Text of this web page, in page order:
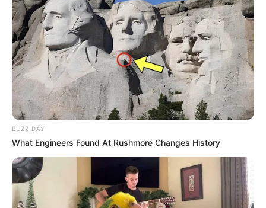
BUZZ DAY
What Engineers Found At Rushmore Changes History